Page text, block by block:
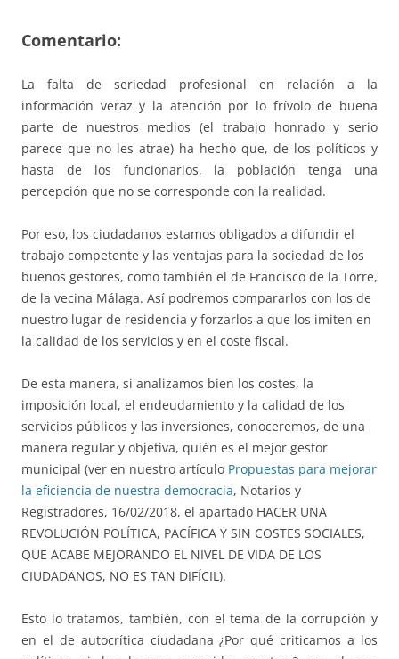
Comentario:
La falta de seriedad profesional en relación a la
información veraz y la atención por lo frívolo de buena
parte de nuestros medios (el trabajo honrado y serio
parece que no les atrae) ha hecho que, de los políticos y
hasta de los funcionarios, la población tenga una
percepción que no se corresponde con la realidad.
Por eso, los ciudadanos estamos obligados a difundir el
trabajo competente y las ventajas para la sociedad de los
buenos gestores, como también el de Francisco de la Torre,
de la vecina Málaga. Así podremos compararlos con los de
nuestro lugar de residencia y forzarlos a que los imiten en
la calidad de los servicios y en el coste fiscal.
De esta manera, si analizamos bien los costes, la
imposición local, el endeudamiento y la calidad de los
servicios públicos y las inversiones, conoceremos, de una
manera regular y objetiva, quién es el mejor gestor
municipal (ver en nuestro artículo Propuestas para mejorar
la eficiencia de nuestra democracia, Notarios y
Registradores, 16/02/2018, el apartado HACER UNA
REVOLUCIÓN POLÍTICA, PACÍFICA Y SIN COSTES SOCIALES,
QUE ACABE MEJORANDO EL NIVEL DE VIDA DE LOS
CIUDADANOS, NO ES TAN DIFÍCIL).
Esto lo tratamos, también, con el tema de la corrupción y
en el de autocrítica ciudadana ¿Por qué criticamos a los